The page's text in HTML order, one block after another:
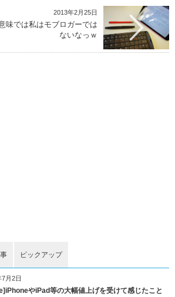
2013年2月25日
味では私はモブロガーでは
ないなっｗ
ピックアップ
月2日
やiPad等の大幅値上げを受けて感じたこと